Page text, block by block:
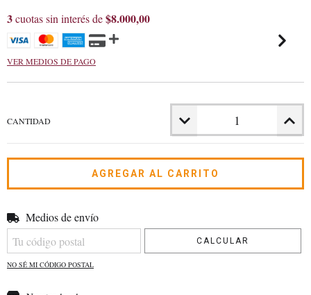
3cuotas sin interés de$8.000,00
VER MEDIOS DE PAGO
CANTIDAD
Entregas para el CP:
Medios de envío
CALCULAR
NO SÉ MI CÓDIGO POSTAL